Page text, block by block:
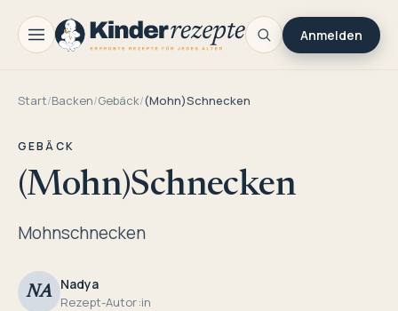
Anmelden
Start/Backen/Gebäck/(Mohn)Schnecken
GEBÄCK
(Mohn)Schnecken
Mohnschnecken
NA Nadya
Rezept-Autor:in